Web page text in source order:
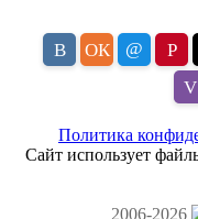
В ОК @ P
V
Политика
Сайт использует
2006-2026